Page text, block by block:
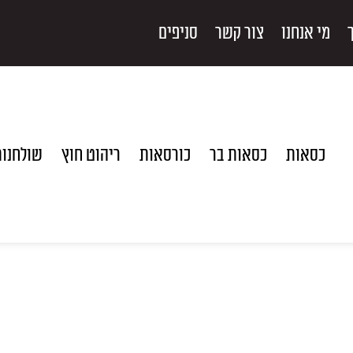
מי אנחנו צור קשר סניפים
כסאות כסאות בר כורסאות ריהוט חוץ